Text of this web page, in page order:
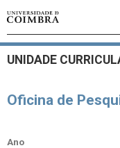
UNIDADE
Oficina de
Ano